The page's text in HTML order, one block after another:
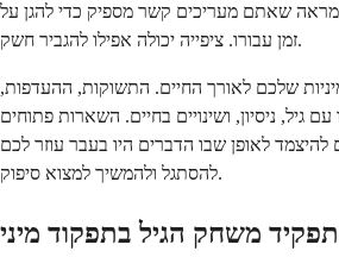
שאתם מעריכים קשר מספיק כדי להגן על
זמן עבורו. ציפייה יכולה אפילו להגביר חשק.
שלכם לאורך החיים. התשוקות, ההעדפות,
גיל, ניסיון, ושינויים בחיים. השארות פתוחים
לאופן שבו הדברים היו בעבר עוזר לכם
להסתגל ולהמשיך למצוא סיפוק.